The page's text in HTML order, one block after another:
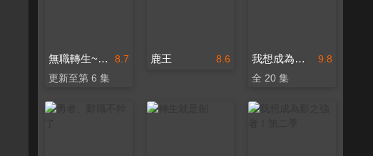
8.7
無職轉生~到了異世界就拿出真本事~ 第三季
更新至第 6 集
8.6
鹿王 9.8
我想成為影之強者！
全 20 集